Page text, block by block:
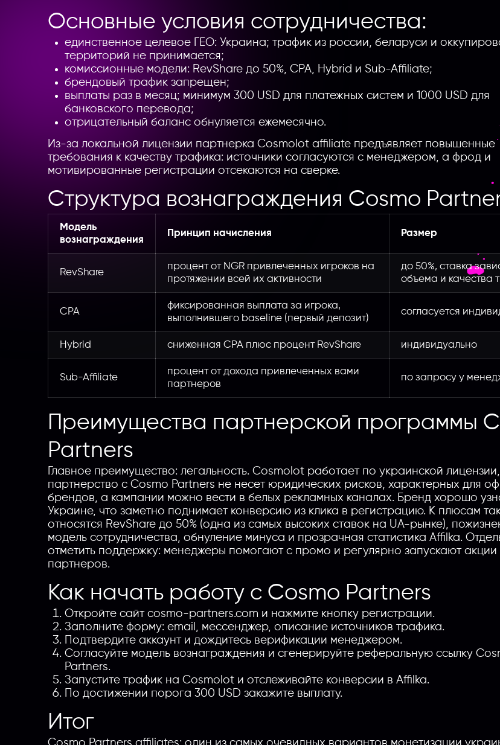
Основные условия сотрудничества:
единственное целевое ГЕО: Украина; трафик из россии, беларуси и
территорий не принимается;
комиссионные модели: RevShare до 50%, CPA, Hybrid и Sub-Affiliate;
брендовый трафик запрещен;
выплаты раз в месяц; минимум 300 USD для платежных систем и 1000 USD для
банковского перевода;
отрицательный баланс обнуляется ежемесячно.
Из-за локальной лицензии партнерка Cosmolot affiliate предъявляет повышенные
требования к качеству трафика: источники согласуются с менеджером, а фрод и
мотивированные регистрации отсекаются на сверке.
Структура вознаграждения Cosmo
Модель
вознаграждения
Принцип начисления Размер
RevShare
процент от NGR привлеченных игроков на
протяжении всей их активности
до 50%, ставка
объема и качества
CPA
фиксированная выплата за игрока,
выполнившего baseline (первый депозит)
согласуется
Hybrid сниженная CPA плюс процент RevShare индивидуально
Sub-Affiliate
процент от дохода привлеченных вами
партнеров
по запросу у
Преимущества партнерской программы
Partners
Главное преимущество: легальность. Cosmolot работает по украинской
партнерство с Cosmo Partners не несет юридических рисков, характерных для
брендов, а кампании можно вести в белых рекламных каналах. Бренд хорошо
Украине, что заметно поднимает конверсию из клика в регистрацию. К плюсам
относятся RevShare до 50% (одна из самых высоких ставок на UA-рынке),
модель сотрудничества, обнуление минуса и прозрачная статистика Affilka.
отметить поддержку: менеджеры помогают с промо и регулярно запускают акции
партнеров.
Как начать работу с Cosmo Partners
Откройте сайт cosmo-partners.com и нажмите кнопку регистрации.
Заполните форму: email, мессенджер, описание источников трафика.
Подтвердите аккаунт и дождитесь верификации менеджером.
Согласуйте модель вознаграждения и сгенерируйте реферальную ссылку
Partners.
Запустите трафик на Cosmolot и отслеживайте конверсии в Affilka.
По достижении порога 300 USD закажите выплату.
Итог